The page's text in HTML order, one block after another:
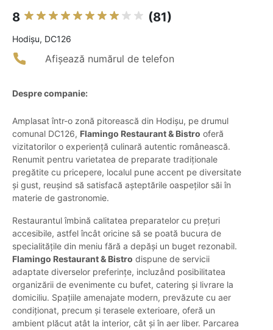
8 (81)
Hodişu, DC126
Afișează numărul de telefon
Despre companie:
Amplasat într-o zonă pitorească din Hodişu, pe drumul
comunal DC126, Flamingo Restaurant & Bistro oferă
vizitatorilor o experiență culinară autentic românească.
Renumit pentru varietatea de preparate tradiționale
pregătite cu pricepere, localul pune accent pe diversitate
și gust, reușind să satisfacă așteptările oaspeților săi în
materie de gastronomie.
Restaurantul îmbină calitatea preparatelor cu prețuri
accesibile, astfel încât oricine să se poată bucura de
specialitățile din meniu fără a depăși un buget rezonabil.
Flamingo Restaurant & Bistro dispune de servicii
adaptate diverselor preferințe, incluzând posibilitatea
organizării de evenimente cu bufet, catering și livrare la
domiciliu. Spațiile amenajate modern, prevăzute cu aer
condiționat, precum și terasele exterioare, oferă un
ambient plăcut atât la interior, cât și în aer liber. Parcarea